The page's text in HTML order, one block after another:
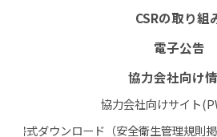
CSRの取り組
電子公告
協力会社向け
協力会社向けサイト
書式ダウンロード（安全衛生管理規則掲